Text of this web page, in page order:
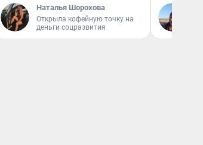
Наталья Шорохова
Открыла кофейную точку на
деньги соцразвития